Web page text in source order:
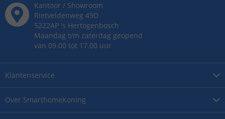
Over SmarthomeKoning
Klantenservice
Kantoor / Showroom
Rietveldenweg 49D
5222AP 's Hertogenbosch
Maandag t/m zaterdag geopend
van 09.00 tot 17.00 uur